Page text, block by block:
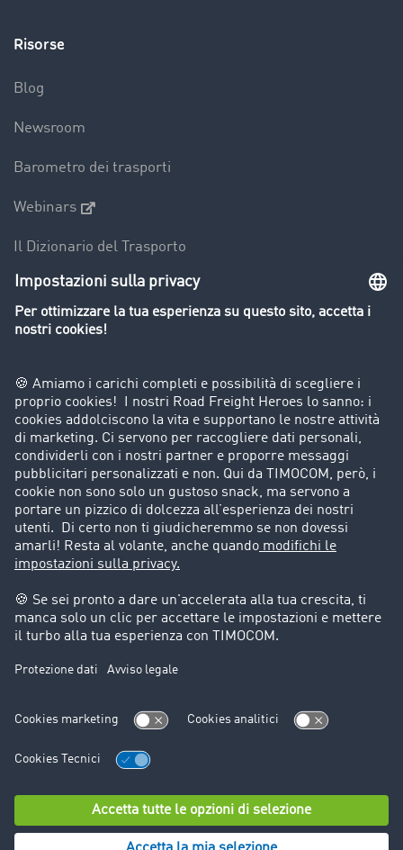
Risorse
Blog
Newsroom
Barometro dei trasporti
Webinars
Il Dizionario del Trasporto
Panoramica della borsa di carichi
Divieti di circolazione per mezzi pesanti
Azienda
Porta un nuovo cliente
Storie di successo
Informazioni legali
Note legali
Trattamento dei dati
Cookie-Einstellungen
Assistenza